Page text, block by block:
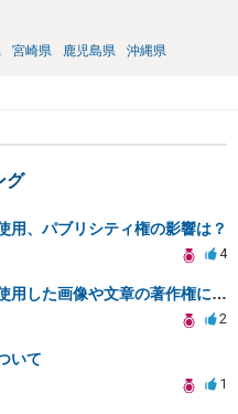
宮崎県 鹿児島県 沖縄県
グ
用、パブリシティ権の影響は？
4
ホームページ制作における使用した画像や文章の著作権について
2
いて
1